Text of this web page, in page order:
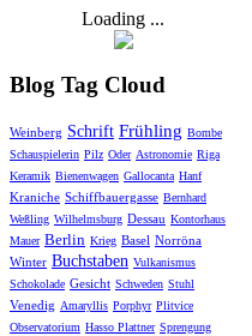
Loading ...
Blog Tag Cloud
Weinberg Schrift Frühling Bombe
Schauspielerin Pilz Oder Astronomie Riga
Keramik Bienenwagen Gallocanta Hanf
Kraniche Schiffbauergasse Bernhard
Weßling Wilhelmsburg Dessau Kontorhaus
Mauer Berlin Krieg Basel Norröna
Winter Buchstaben Vulkanismus
Schokolade Gesicht Schweden Stuhl
Venedig Amaryllis Porphyr Plitvice
Observatorium Hasso Plattner Sprengung